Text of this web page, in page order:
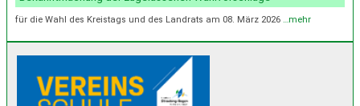
für die Wahl des Kreistags und des Landrats am 08. März 2026 …mehr